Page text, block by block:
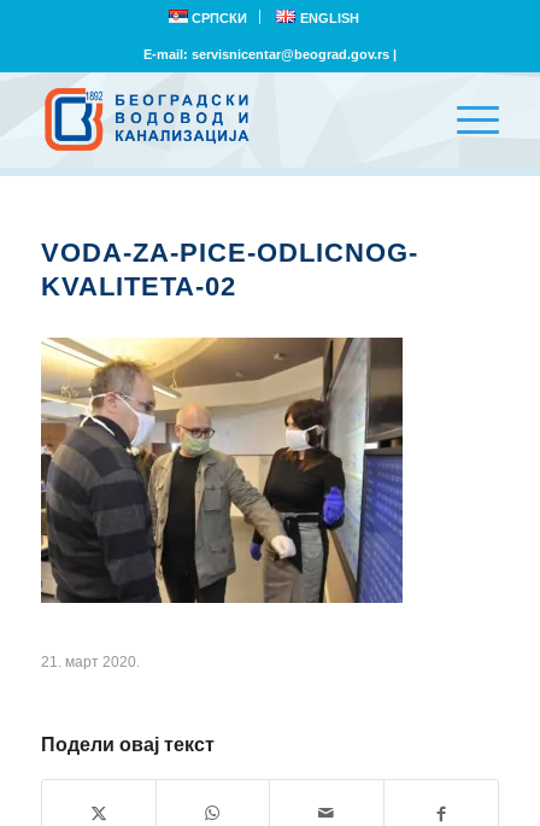
СРПСКИ ENGLISH
E-mail: servisnicentar@beograd.gov.rs|
VODA-ZA-PICE-ODLICNOG-
KVALITETA-02
21. март 2020.
Подели овај текст